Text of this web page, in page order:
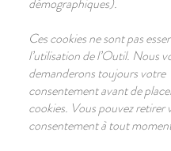
Ces cookies ne sont pas
l’utilisation de l’Outil. Nous
demanderons toujours votre
consentement avant de
cookies. Vous pouvez retirer
consentement à tout